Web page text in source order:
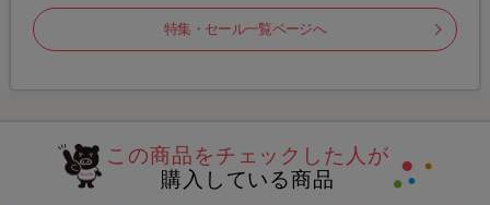
特集・セール一覧ページへ
この商品をチェックした人が
購入している商品